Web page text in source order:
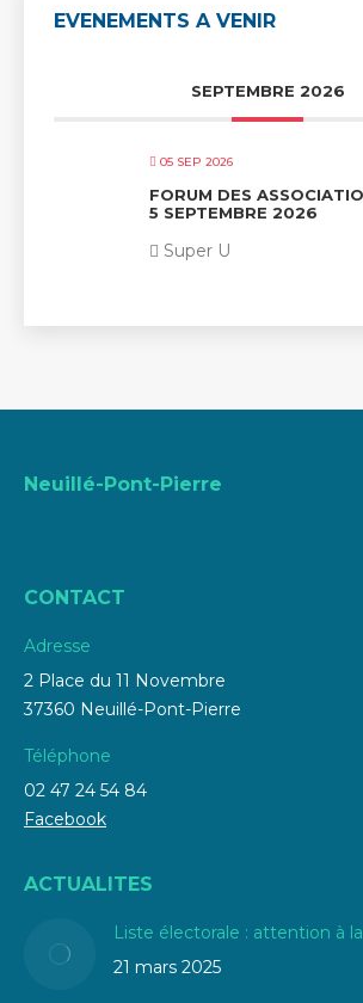
EVENEMENTS A VENIR
SEPTEMBRE 2026
05 SEP 2026
FORUM DES
5 SEPTEMBRE 2026
Super U
Neuillé-Pont-Pierre
CONTACT
Adresse
2 Place du 11 Novembre
37360 Neuillé-Pont-Pierre
Téléphone
02 47 24 54 84
Facebook
ACTUALITES
Liste électorale : attention à
21 mars 2025